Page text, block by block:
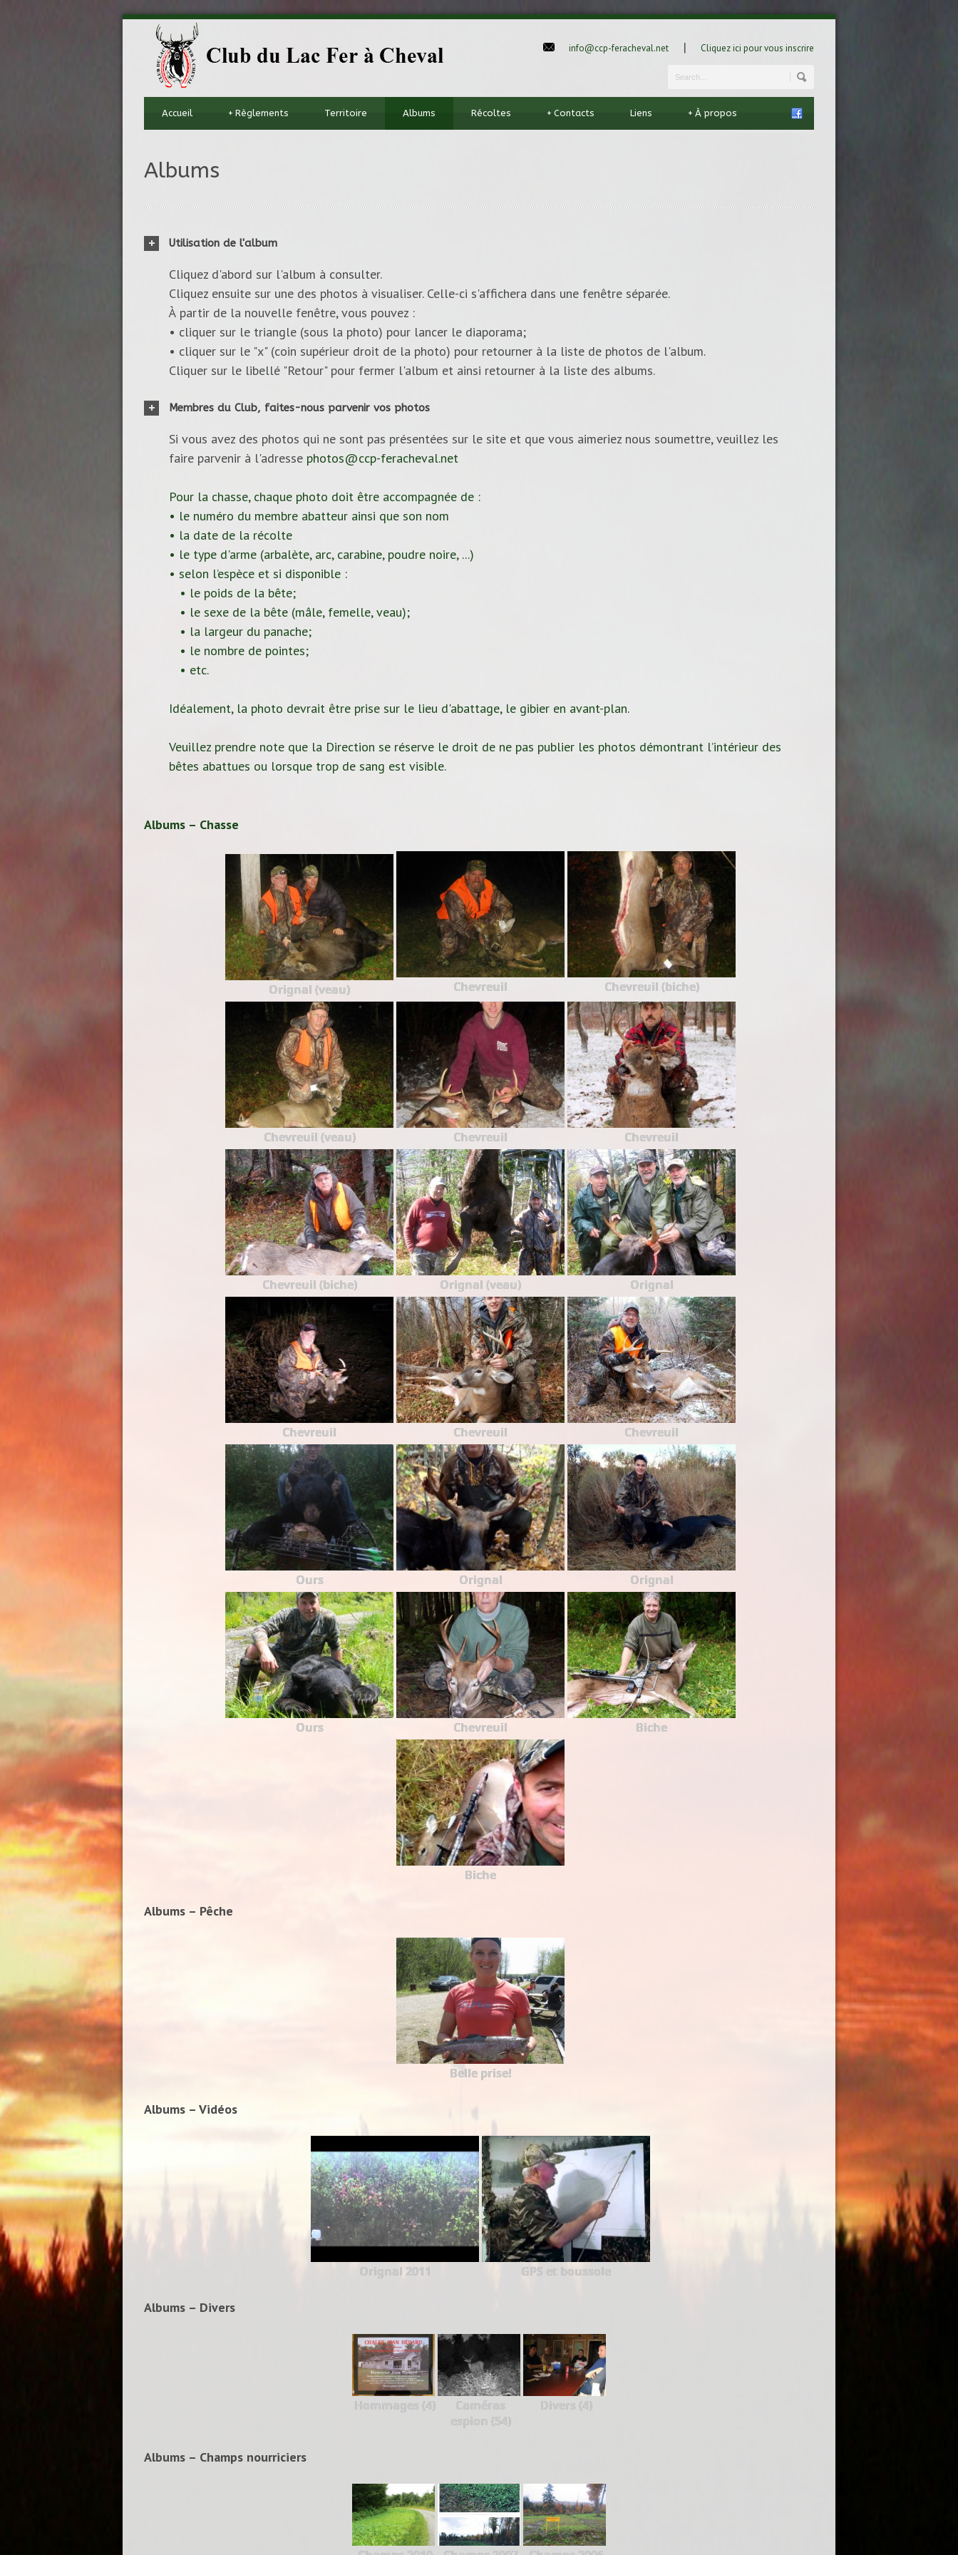
info@ccp-feracheval.net | Cliquez ici pour vous inscrire
Accueil Règlements
+ Territoire Albums Récoltes Contacts
+ Liens À propos
+
Albums
Utilisation de l'album
Cliquez d'abord sur l'album à consulter.
Cliquez ensuite sur une des photos à visualiser. Celle-ci s'affichera dans une fenêtre séparée.
À partir de la nouvelle fenêtre, vous pouvez :
• cliquer sur le triangle (sous la photo) pour lancer le diaporama;
• cliquer sur le "x" (coin supérieur droit de la photo) pour retourner à la liste de photos de l'album.
Cliquer sur le libellé "Retour" pour fermer l'album et ainsi retourner à la liste des albums.
Membres du Club, faites-nous parvenir vos photos
Si vous avez des photos qui ne sont pas présentées sur le site et que vous aimeriez nous soumettre, veuillez les
faire parvenir à l'adresse photos@ccp-feracheval.net
Pour la chasse, chaque photo doit être accompagnée de :
• le numéro du membre abatteur ainsi que son nom
• la date de la récolte
• le type d'arme (arbalète, arc, carabine, poudre noire, ...)
• selon l’espèce et si disponible :
• le poids de la bête;
• le sexe de la bête (mâle, femelle, veau);
• la largeur du panache;
• le nombre de pointes;
• etc.
Idéalement, la photo devrait être prise sur le lieu d'abattage, le gibier en avant-plan.
Veuillez prendre note que la Direction se réserve le droit de ne pas publier les photos démontrant l’intérieur des
bêtes abattues ou lorsque trop de sang est visible.
Albums – Chasse
Orignal (veau) Chevreuil Chevreuil (biche)
Chevreuil (veau) Chevreuil Chevreuil
Chevreuil (biche) Orignal (veau) Orignal
Chevreuil Chevreuil Chevreuil
Ours Orignal Orignal
Ours Chevreuil Biche
Biche
Albums – Pêche
Belle prise!
Albums – Vidéos
Orignal 2011 GPS et boussole
Albums – Divers
Hommages (4)
Caméras
espion (54)
Divers (4)
Albums – Champs nourriciers